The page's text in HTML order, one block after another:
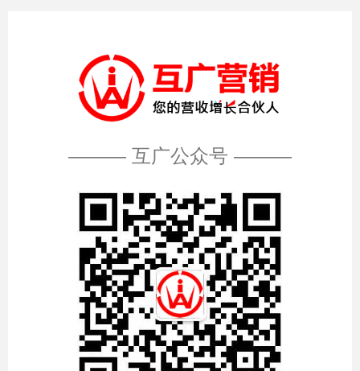
——— 互广公众号 ———